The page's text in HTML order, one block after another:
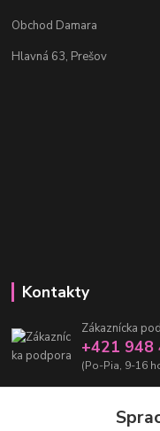
Obchod Damara
Hlavná 63, Prešov
Kontakty
Zákaznícka
+421 948
(Po-Pia, 9-16